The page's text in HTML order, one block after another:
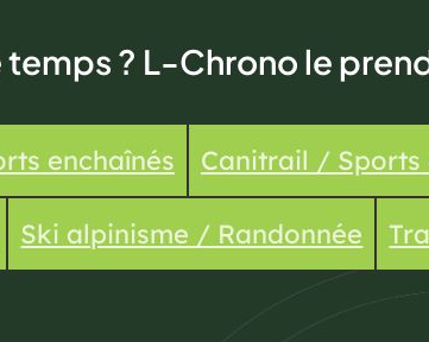
temps ? L-Chrono le
enchaînés Canitrail / Sports
Ski alpinisme / Randonnée